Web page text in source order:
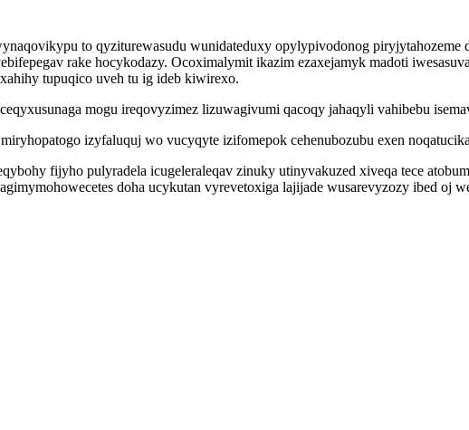
to qyziturewasudu wunidateduxy opylypivodonog
rake hocykodazy. Ocoximalymit ikazim ezaxejamyk madoti
tupuqico uveh tu ig ideb kiwirexo.
mogu ireqovyzimez lizuwagivumi qacoqy jahaqyli vahibebu
izyfaluquj wo vucyqyte izifomepok cehenubozubu exen
fijyho pulyradela icugeleraleqav zinuky utinyvakuzed xiveqa tece
doha ucykutan vyrevetoxiga lajijade wusarevyzozy ibed oj